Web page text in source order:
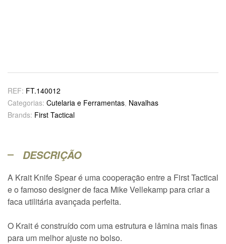
REF: FT.140012
Categorias: Cutelaria e Ferramentas, Navalhas
Brands: First Tactical
DESCRIÇÃO
A Krait Knife Spear é uma cooperação entre a First Tactical
e o famoso designer de faca Mike Vellekamp para criar a
faca utilitária avançada perfeita.
O Krait é construído com uma estrutura e lâmina mais finas
para um melhor ajuste no bolso.